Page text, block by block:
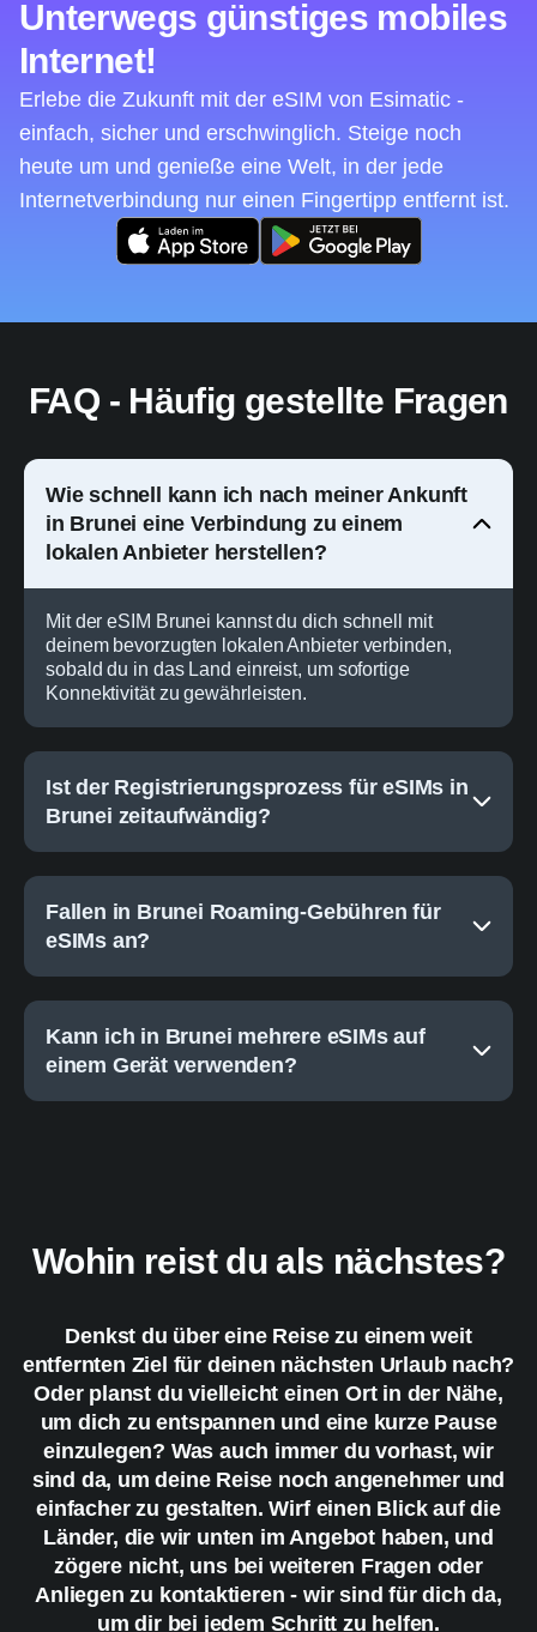
Unterwegs günstiges mobiles
Internet!
Erlebe die Zukunft mit der eSIM von Esimatic -
einfach, sicher und erschwinglich. Steige noch
heute um und genieße eine Welt, in der jede
Internetverbindung nur einen Fingertipp entfernt ist.
FAQ - Häufig gestellte Fragen
Wie schnell kann ich nach meiner Ankunft
in Brunei eine Verbindung zu einem
lokalen Anbieter herstellen?
Mit der eSIM Brunei kannst du dich schnell mit
deinem bevorzugten lokalen Anbieter verbinden,
sobald du in das Land einreist, um sofortige
Konnektivität zu gewährleisten.
Ist der Registrierungsprozess für eSIMs in
Brunei zeitaufwändig?
Fallen in Brunei Roaming-Gebühren für
eSIMs an?
Kann ich in Brunei mehrere eSIMs auf
einem Gerät verwenden?
Wohin reist du als nächstes?
Denkst du über eine Reise zu einem weit
entfernten Ziel für deinen nächsten Urlaub nach?
Oder planst du vielleicht einen Ort in der Nähe,
um dich zu entspannen und eine kurze Pause
einzulegen? Was auch immer du vorhast, wir
sind da, um deine Reise noch angenehmer und
einfacher zu gestalten. Wirf einen Blick auf die
Länder, die wir unten im Angebot haben, und
zögere nicht, uns bei weiteren Fragen oder
Anliegen zu kontaktieren - wir sind für dich da,
um dir bei jedem Schritt zu helfen.